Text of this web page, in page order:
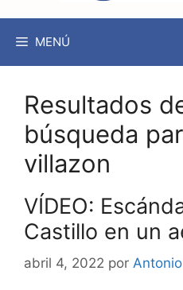
MENÚ
Resultados
búsqueda
villazon
VÍDEO:
Castillo en un
abril 4, 2022 por